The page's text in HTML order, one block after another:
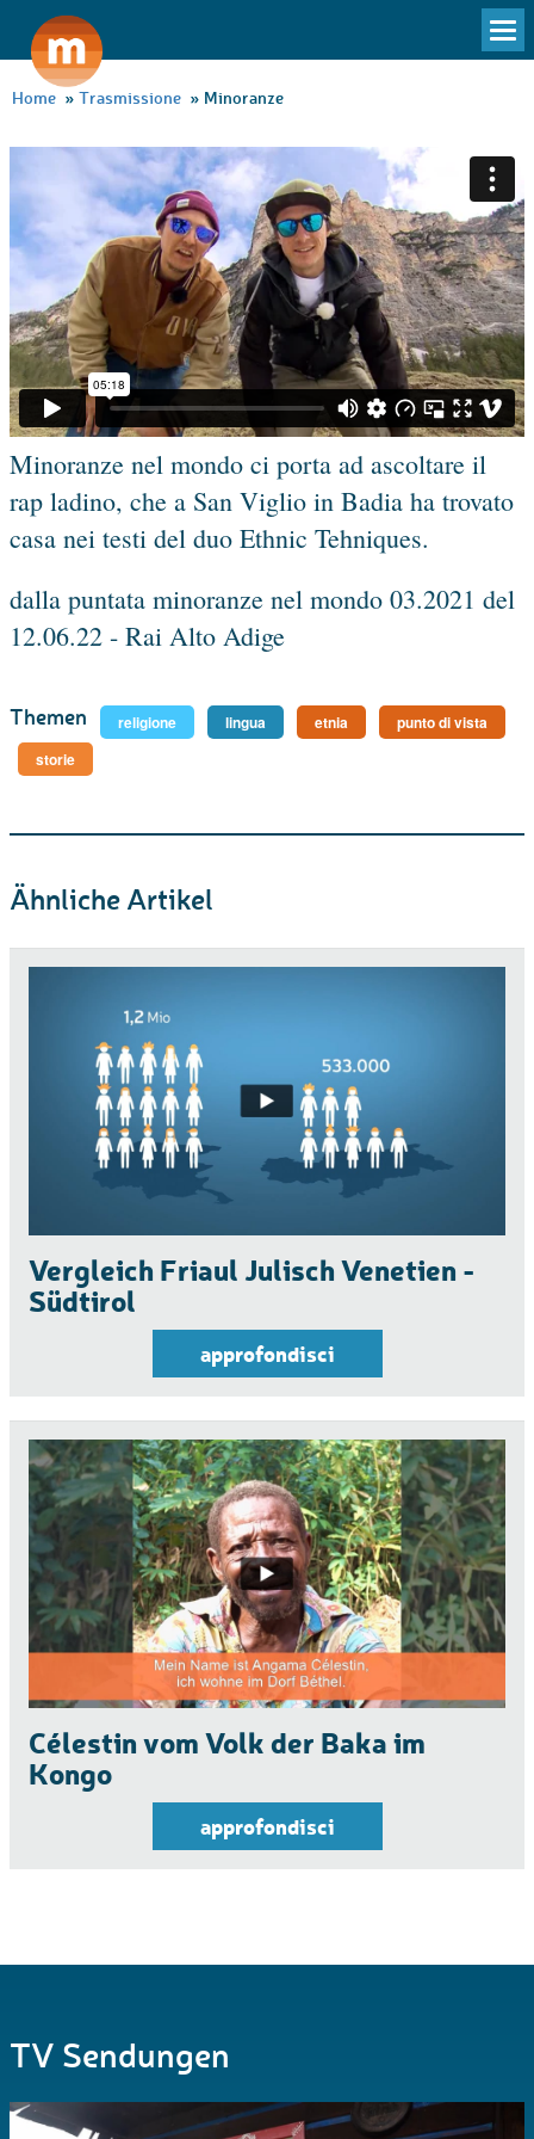
Home » Trasmissione » Minoranze
Minoranze nel mondo ci porta ad ascoltare il
rap ladino, che a San Viglio in Badia ha trovato
casa nei testi del duo Ethnic Tehniques.
dalla puntata minoranze nel mondo 03.2021 del
12.06.22 - Rai Alto Adige
Themen religione lingua etnia
punto di vista
storie
Ähnliche Artikel
Vergleich Friaul Julisch Venetien -
Südtirol
approfondisci
Célestin vom Volk der Baka im
Kongo
approfondisci
TV Sendungen